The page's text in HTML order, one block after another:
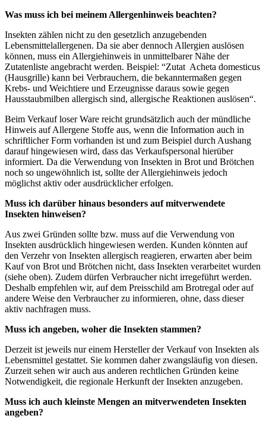
Was muss ich bei meinem Allergenhinweis beachten?
Insekten zählen nicht zu den gesetzlich anzugebenden
Lebensmittelallergenen. Da sie aber dennoch Allergien auslösen
können, muss ein Allergiehinweis in unmittelbarer Nähe der
Zutatenliste angebracht werden. Beispiel: “Zutat Acheta domesticus
(Hausgrille) kann bei Verbrauchern, die bekanntermaßen gegen
Krebs- und Weichtiere und Erzeugnisse daraus sowie gegen
Hausstaubmilben allergisch sind, allergische Reaktionen auslösen“.
Beim Verkauf loser Ware reicht grundsätzlich auch der mündliche
Hinweis auf Allergene Stoffe aus, wenn die Information auch in
schriftlicher Form vorhanden ist und zum Beispiel durch Aushang
darauf hingewiesen wird, dass das Verkaufspersonal hierüber
informiert. Da die Verwendung von Insekten in Brot und Brötchen
noch so ungewöhnlich ist, sollte der Allergiehinweis jedoch
möglichst aktiv oder ausdrücklicher erfolgen.
Muss ich darüber hinaus besonders auf mitverwendete
Insekten hinweisen?
Aus zwei Gründen sollte bzw. muss auf die Verwendung von
Insekten ausdrücklich hingewiesen werden. Kunden könnten auf
den Verzehr von Insekten allergisch reagieren, erwarten aber beim
Kauf von Brot und Brötchen nicht, dass Insekten verarbeitet wurden
(siehe oben). Zudem dürfen Verbraucher nicht irregeführt werden.
Deshalb empfehlen wir, auf dem Preisschild am Brotregal oder auf
andere Weise den Verbraucher zu informieren, ohne, dass dieser
aktiv nachfragen muss.
Muss ich angeben, woher die Insekten stammen?
Derzeit ist jeweils nur einem Hersteller der Verkauf von Insekten als
Lebensmittel gestattet. Sie kommen daher zwangsläufig von diesen.
Zurzeit sehen wir auch aus anderen rechtlichen Gründen keine
Notwendigkeit, die regionale Herkunft der Insekten anzugeben.
Muss ich auch kleinste Mengen an mitverwendeten Insekten
angeben?